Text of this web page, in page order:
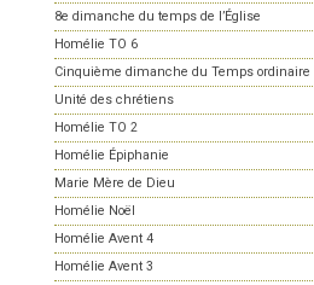
8e dimanche du temps de l’Église
Homélie TO 6
Cinquième dimanche du Temps ordinaire
Unité des chrétiens
Homélie TO 2
Homélie Épiphanie
Marie Mère de Dieu
Homélie Noël
Homélie Avent 4
Homélie Avent 3